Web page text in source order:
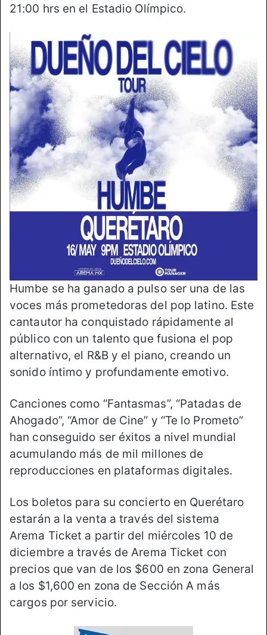
21:00 hrs en el Estadio Olímpico.
Humbe se ha ganado a pulso ser una de las
voces más prometedoras del pop latino. Este
cantautor ha conquistado rápidamente al
público con un talento que fusiona el pop
alternativo, el R&B y el piano, creando un
sonido íntimo y profundamente emotivo.
Canciones como “Fantasmas”, “Patadas de
Ahogado”, “Amor de Cine” y “Te lo Prometo”
han conseguido ser éxitos a nivel mundial
acumulando más de mil millones de
reproducciones en plataformas digitales.
Los boletos para su concierto en Querétaro
estarán a la venta a través del sistema
Arema Ticket a partir del miércoles 10 de
diciembre a través de Arema Ticket con
precios que van de los $600 en zona General
a los $1,600 en zona de Sección A más
cargos por servicio.